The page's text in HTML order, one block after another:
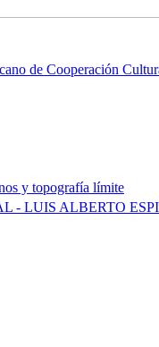
de Cooperación
y topografía límite
- LUIS ALBERTO